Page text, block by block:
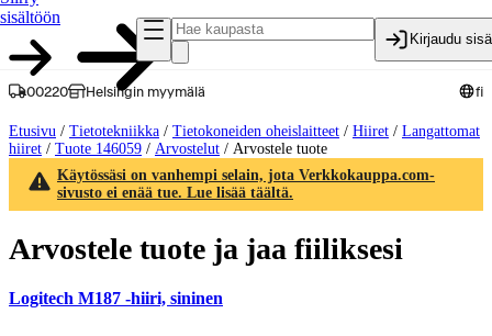
sisältöön
Kirjaudu
00220 Helsingin myymälä fi
Etusivu / Tietotekniikka / Tietokoneiden oheislaitteet / Hiiret / Langattomat
hiiret / Tuote 146059 / Arvostelut / Arvostele tuote
Käytössäsi on vanhempi selain, jota Verkkokauppa.com-
sivusto ei enää tue. Lue lisää täältä.
Arvostele tuote ja jaa fiiliksesi
Logitech M187 -hiiri, sininen